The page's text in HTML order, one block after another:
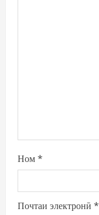
Ном*
Почтаи электронӣ *